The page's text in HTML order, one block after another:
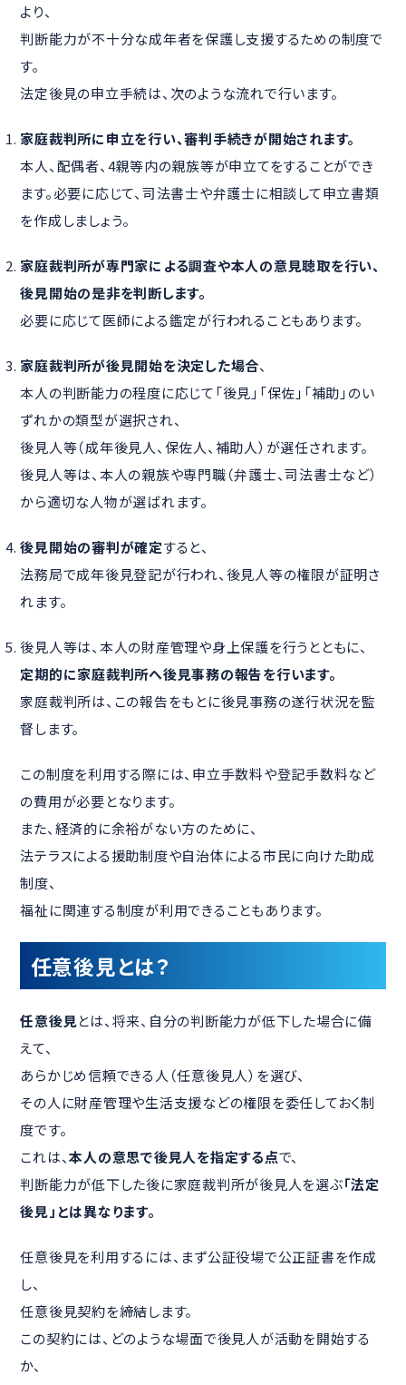
より、
判断能力が不十分な成年者を保護し支援するための制度で
す。
法定後見の申立手続は、次のような流れで行います。
家庭裁判所に申立を行い、審判手続きが開始されます。
本人、配偶者、4親等内の親族等が申立てをすることができ
ます。必要に応じて、司法書士や弁護士に相談して申立書類
を作成しましょう。
家庭裁判所が専門家による調査や本人の意見聴取を行い、
後見開始の是非を判断します。
必要に応じて医師による鑑定が行われることもあります。
家庭裁判所が後見開始を決定した場合、
本人の判断能力の程度に応じて「後見」「保佐」「補助」のい
ずれかの類型が選択され、
後見人等（成年後見人、保佐人、補助人）が選任されます。
後見人等は、本人の親族や専門職（弁護士、司法書士など）
から適切な人物が選ばれます。
後見開始の審判が確定すると、
法務局で成年後見登記が行われ、後見人等の権限が証明さ
れます。
後見人等は、本人の財産管理や身上保護を行うとともに、
定期的に家庭裁判所へ後見事務の報告を行います。
家庭裁判所は、この報告をもとに後見事務の遂行状況を監
督します。
この制度を利用する際には、申立手数料や登記手数料など
の費用が必要となります。
また、経済的に余裕がない方のために、
法テラスによる援助制度や自治体による市民に向けた助成
制度、
福祉に関連する制度が利用できることもあります。
任意後見とは？
任意後見とは、将来、自分の判断能力が低下した場合に備
えて、
あらかじめ信頼できる人（任意後見人）を選び、
その人に財産管理や生活支援などの権限を委任しておく制
度です。
これは、本人の意思で後見人を指定する点で、
判断能力が低下した後に家庭裁判所が後見人を選ぶ「法定
後見」とは異なります。
任意後見を利用するには、まず公証役場で公正証書を作成
し、
任意後見契約を締結します。
この契約には、どのような場面で後見人が活動を開始する
か、